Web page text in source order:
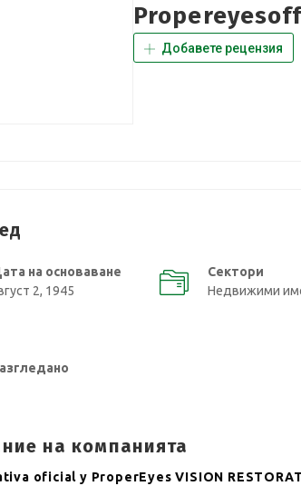
Добавете рецензия
на основаване
2, 1945
Сектори
Недвижими
на компанията
oficial y ProperEyes VISION